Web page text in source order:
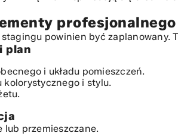
powinien być
plan
i układu pomieszczeń.
kolorystycznego i stylu.
lub przemieszczane.